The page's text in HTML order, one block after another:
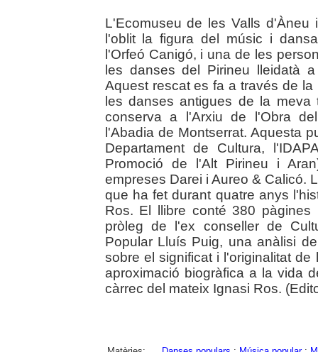
L'Ecomuseu de les Valls d'Àneu
l'oblit la figura del músic i
l'Orfeó Canigó, i una de les
les danses del Pirineu lleidatà
Aquest rescat es fa a través de
les danses antigues de la
conserva a l'Arxiu de l'Obra
l'Abadia de Montserrat. Aquesta
Departament de Cultura,
Promoció de l'Alt Pirineu i
empreses Darei i Aureo & Calicó.
que ha fet durant quatre anys
Ros. El llibre conté 380
pròleg de l'ex conseller de
Popular Lluís Puig, una anàlisi
sobre el significat i l'originalitat
aproximació biogràfica a la vida
càrrec del mateix Ignasi Ros.